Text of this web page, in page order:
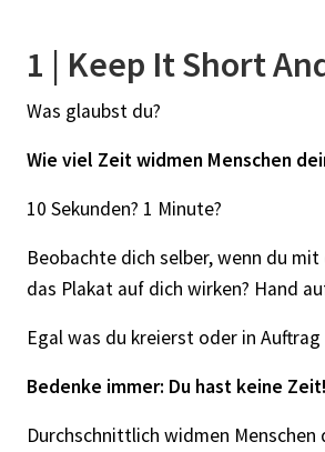
1 | Keep It Short
Was glaubst du?
Wie viel Zeit widmen Menschen
10 Sekunden? 1 Minute?
Beobachte dich selber, wenn du
das Plakat auf dich wirken? Hand
Egal was du kreierst oder in
Bedenke immer: Du hast keine Zeit!
Durchschnittlich widmen Menschen